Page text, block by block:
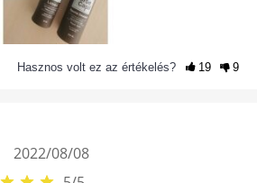
Hasznos volt ez az értékelés? 19 9
2022/08/08